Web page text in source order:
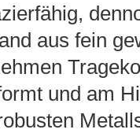
aus fein
und am